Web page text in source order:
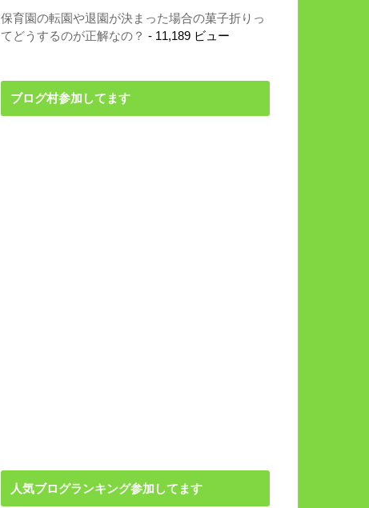
保育園の転園や退園が決まった場合の菓子折りっ
てどうするのが正解なの？ - 11,189 ビュー
ブログ村参加してます
人気ブログランキング参加してます